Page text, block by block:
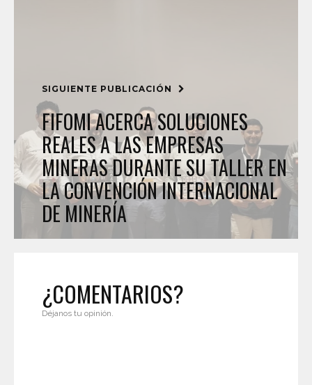
SIGUIENTE PUBLICACIÓN
FIFOMI ACERCA SOLUCIONES
REALES A LAS EMPRESAS
MINERAS DURANTE SU TALLER EN
LA CONVENCIÓN INTERNACIONAL
DE MINERÍA
¿COMENTARIOS?
Déjanos tu opinión.